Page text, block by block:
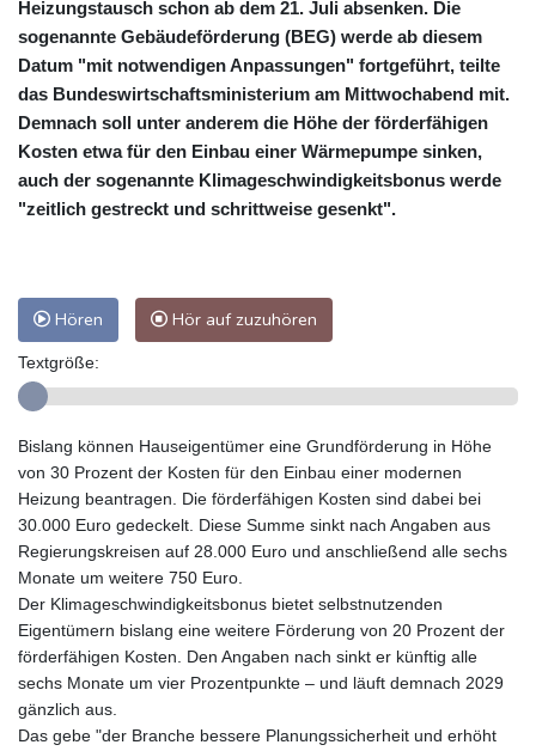
Heizungstausch schon ab dem 21. Juli absenken. Die
sogenannte Gebäudeförderung (BEG) werde ab diesem
Datum "mit notwendigen Anpassungen" fortgeführt, teilte
das Bundeswirtschaftsministerium am Mittwochabend mit.
Demnach soll unter anderem die Höhe der förderfähigen
Kosten etwa für den Einbau einer Wärmepumpe sinken,
auch der sogenannte Klimageschwindigkeitsbonus werde
"zeitlich gestreckt und schrittweise gesenkt".
Hören Hör auf zuzuhören
Textgröße:
Bislang können Hauseigentümer eine Grundförderung in Höhe
von 30 Prozent der Kosten für den Einbau einer modernen
Heizung beantragen. Die förderfähigen Kosten sind dabei bei
30.000 Euro gedeckelt. Diese Summe sinkt nach Angaben aus
Regierungskreisen auf 28.000 Euro und anschließend alle sechs
Monate um weitere 750 Euro.
Der Klimageschwindigkeitsbonus bietet selbstnutzenden
Eigentümern bislang eine weitere Förderung von 20 Prozent der
förderfähigen Kosten. Den Angaben nach sinkt er künftig alle
sechs Monate um vier Prozentpunkte – und läuft demnach 2029
gänzlich aus.
Das gebe "der Branche bessere Planungssicherheit und erhöht